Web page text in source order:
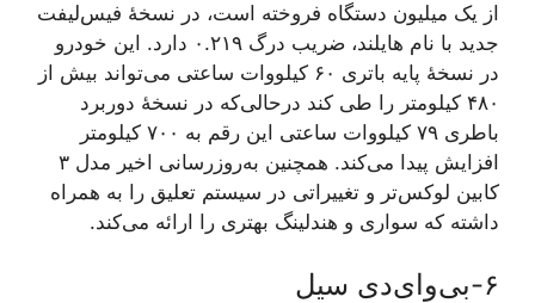
از یک میلیون دستگاه فروخته است، در نسخهٔ فیس‌لیفت
جدید با نام هایلند، ضریب درگ ۰.۲۱۹ دارد. این خودرو
در نسخهٔ پایه باتری ۶۰ کیلووات ساعتی می‌تواند بیش از
۴۸۰ کیلومتر را طی کند درحالی‌که در نسخهٔ دوربرد
باطری ۷۹ کیلووات ساعتی این رقم به ۷۰۰ کیلومتر
افزایش پیدا می‌کند. همچنین به‌روزرسانی اخیر مدل ۳
کابین لوکس‌تر و تغییراتی در سیستم تعلیق را به همراه
داشته که سواری و هندلینگ بهتری را ارائه می‌کند.
۶-بی‌وای‌دی سیل